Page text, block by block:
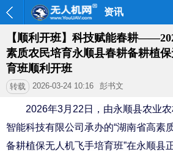
资讯
【顺利开班】科技赋能春耕
素质农民培育永顺县春耕备耕植
育班顺利开班
转载 2026-03-24 10:16 彭书文
2026年3月22日，由永顺县农业
智能科技有限公司承办的“湖南省高素
备耕植保无人机飞手培育班”在永顺县